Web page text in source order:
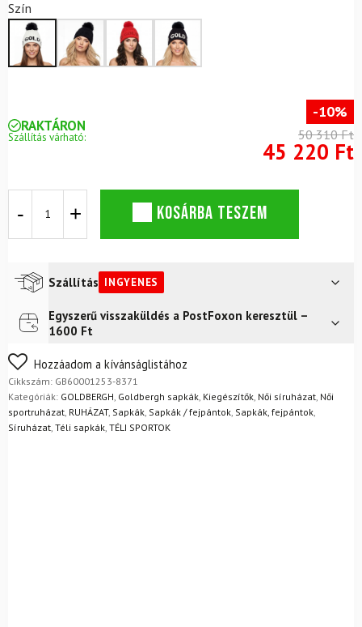
4.8
ből,
értékelés
alapján
Szín
RAKTÁRON
Szállítás várható:
-10%
50 310 Ft
45 220 Ft
Hodd
fekete
mennyiség
KOSÁRBA TESZEM
Szállítás INGYENES
Futár a címreIngyenes
FoxPost
Egyszerű visszaküldés a PostFoxon keresztül –
1600 Ft
Nem biztos a választásában? Semmi gond – a terméket
egyszerűen visszaküldheti 14 napon belül, indoklás nélkül.
Mik a visszaküldés feltételei?
Hozzáadom a kívánságlistához
Cikkszám: GB60001253-8371
Kategóriák: GOLDBERGH Goldbergh sapkák Kiegészítők Női síruházat Női
sportruházat RUHÁZAT, Sapkák Sapkák / fejpántok Sapkák, fejpántok
Síruházat Téli sapkák TÉLI SPORTOK